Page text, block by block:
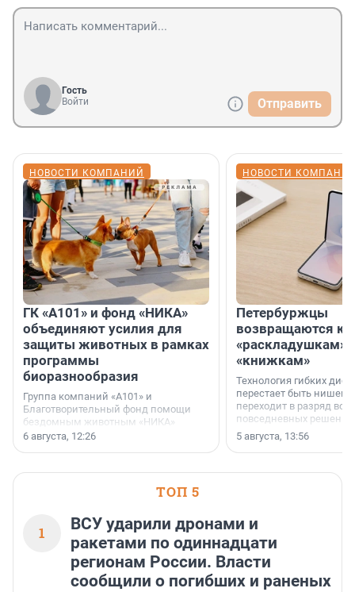
Гость
Войти
Отправить
НОВОСТИ КОМПАНИЙ
ГК «А101» и фонд «НИКА»
объединяют усилия для
защиты животных в рамках
программы
биоразнообразия
Группа компаний «А101» и
Благотворительный фонд помощи
бездомным животным «НИКА»
заключили соглашение о
6 августа, 12:26
НОВОСТИ
Петербуржцы
возвращаются к
«раскладушкам»
«книжкам»
Технология гибких
перестает быть
переходит в разряд
повседневных
5 августа, 13:56
ТОП 5
1
ВСУ ударили дронами и
ракетами по одиннадцати
регионам России. Власти
сообщили о погибших и раненых